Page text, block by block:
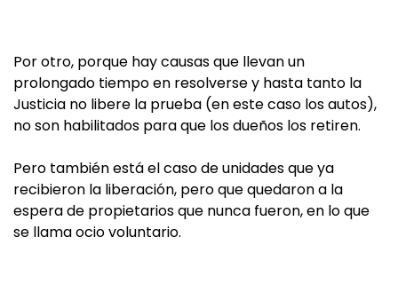
Por otro, porque hay causas que llevan un
prolongado tiempo en resolverse y hasta tanto la
Justicia no libere la prueba (en este caso los autos),
no son habilitados para que los dueños los retiren.
Pero también está el caso de unidades que ya
recibieron la liberación, pero que quedaron a la
espera de propietarios que nunca fueron, en lo que
se llama ocio voluntario.